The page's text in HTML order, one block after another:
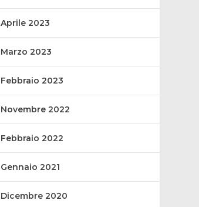
Aprile 2023
Marzo 2023
Febbraio 2023
Novembre 2022
Febbraio 2022
Gennaio 2021
Dicembre 2020